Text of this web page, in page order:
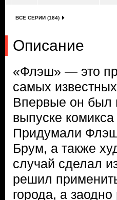
ВСЕ СЕРИИ (184)
Описание
«Флэш» — это
самых
Впервые он был
выпуске
Придумали
Брум, а также
случай сделал
решил
города, а